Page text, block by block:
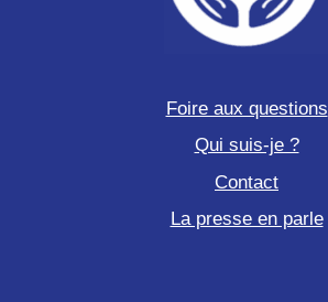
Foire aux questions
Qui suis-je ?
Contact
La presse en parle